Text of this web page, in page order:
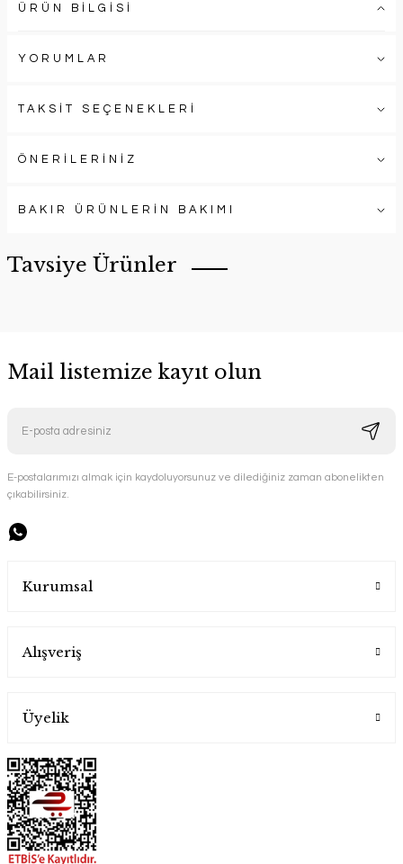
ÜRÜN BİLGİSİ
YORUMLAR
TAKSİT SEÇENEKLERİ
ÖNERİLERİNİZ
BAKIR ÜRÜNLERİN BAKIMI
Tavsiye Ürünler
El Yapımı Tuğra Desenli El İşlemesi Bakır Tepsi
Mail listemize kayıt olun
E-postalarımızı almak için kaydoluyorsunuz ve dilediğiniz zaman abonelikten
çıkabilirsiniz.
Kurumsal
Alışveriş
Üyelik